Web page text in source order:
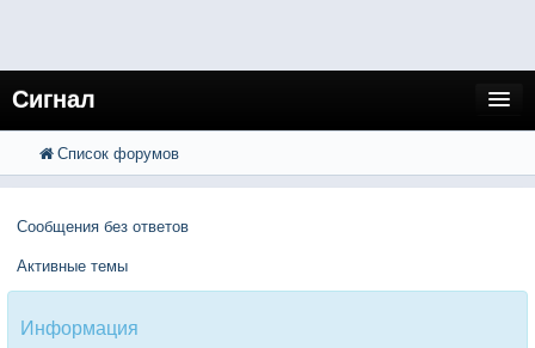
Сигнал
FAQ
Вход
Расширенный поиск
Список форумов
Сообщения без ответов
Активные темы
Информация